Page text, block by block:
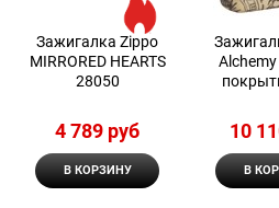
Зажигалка Zippo
MIRRORED HEARTS
28050
4 789 руб
В КОРЗИНУ
Alchemy
10
В